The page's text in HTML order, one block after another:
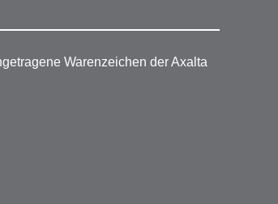
Warenzeichen der Axalta